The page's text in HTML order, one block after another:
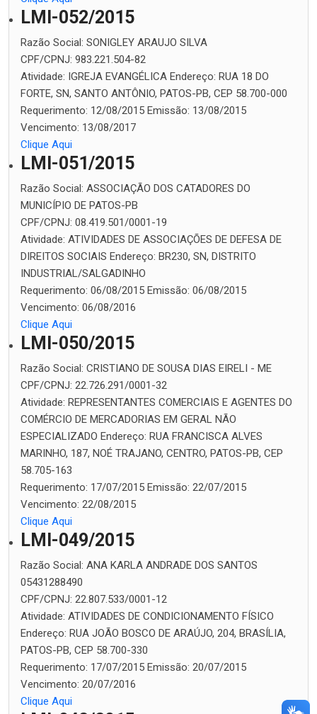
LMI-052/2015
Razão Social: SONIGLEY ARAUJO SILVA
CPF/CPNJ: 983.221.504-82
Atividade: IGREJA EVANGÉLICA Endereço: RUA 18 DO
FORTE, SN, SANTO ANTÔNIO, PATOS-PB, CEP 58.700-000
Requerimento: 12/08/2015 Emissão: 13/08/2015
Vencimento: 13/08/2017
Clique Aqui
LMI-051/2015
Razão Social: ASSOCIAÇÃO DOS CATADORES DO
MUNICÍPIO DE PATOS-PB
CPF/CPNJ: 08.419.501/0001-19
Atividade: ATIVIDADES DE ASSOCIAÇÕES DE DEFESA DE
DIREITOS SOCIAIS Endereço: BR230, SN, DISTRITO
INDUSTRIAL/SALGADINHO
Requerimento: 06/08/2015 Emissão: 06/08/2015
Vencimento: 06/08/2016
Clique Aqui
LMI-050/2015
Razão Social: CRISTIANO DE SOUSA DIAS EIRELI - ME
CPF/CPNJ: 22.726.291/0001-32
Atividade: REPRESENTANTES COMERCIAIS E AGENTES DO
COMÉRCIO DE MERCADORIAS EM GERAL NÃO
ESPECIALIZADO Endereço: RUA FRANCISCA ALVES
MARINHO, 187, NOÉ TRAJANO, CENTRO, PATOS-PB, CEP
58.705-163
Requerimento: 17/07/2015 Emissão: 22/07/2015
Vencimento: 22/08/2015
Clique Aqui
LMI-049/2015
Razão Social: ANA KARLA ANDRADE DOS SANTOS
05431288490
CPF/CPNJ: 22.807.533/0001-12
Atividade: ATIVIDADES DE CONDICIONAMENTO FÍSICO
Endereço: RUA JOÃO BOSCO DE ARAÚJO, 204, BRASÍLIA,
PATOS-PB, CEP 58.700-330
Requerimento: 17/07/2015 Emissão: 20/07/2015
Vencimento: 20/07/2016
Clique Aqui